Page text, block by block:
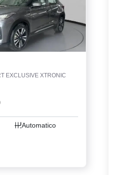
EXCLUSIVE XTRONIC
Automatico